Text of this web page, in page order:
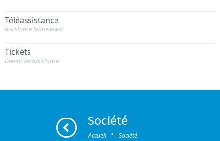
Téléassistance
Assistance teamviewer
Tickets
Demande/assistance
Société
Accueil · Société